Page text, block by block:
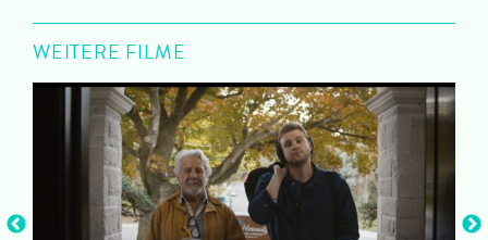
WEITERE FILME